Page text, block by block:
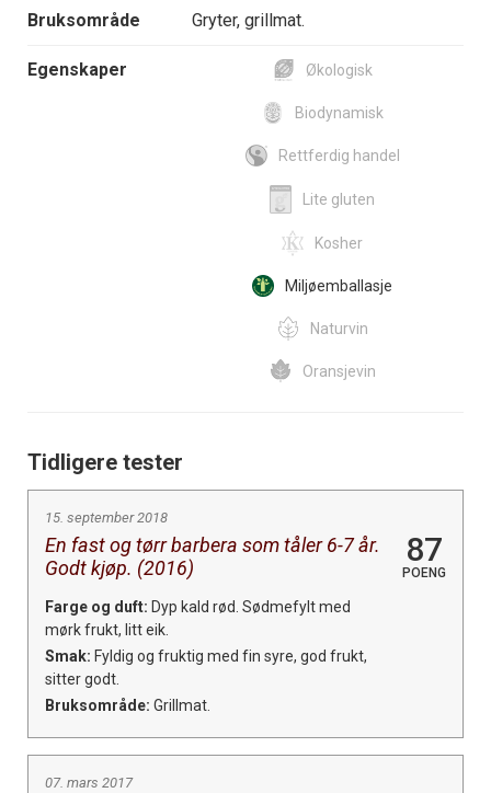
Bruksområde Gryter, grillmat.
Egenskaper Økologisk
Biodynamisk
Rettferdig handel
Lite gluten
Kosher
Miljøemballasje
Naturvin
Oransjevin
Tidligere tester
15. september 2018
En fast og tørr barbera som tåler 6-7 år.
Godt kjøp. (2016)
87
POENG
Farge og duft: Dyp kald rød. Sødmefylt med
mørk frukt, litt eik.
Smak: Fyldig og fruktig med fin syre, god frukt,
sitter godt.
Bruksområde: Grillmat.
07. mars 2017